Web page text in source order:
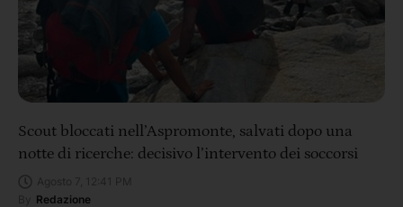
Scout bloccati nell’Aspromonte, salvati dopo una
notte di ricerche: decisivo l’intervento dei soccorsi
Redazione